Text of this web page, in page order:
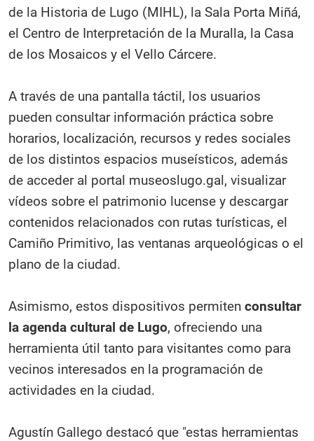
de la Historia de Lugo (MIHL), la Sala Porta Miñá,
el Centro de Interpretación de la Muralla, la Casa
de los Mosaicos y el Vello Cárcere.
A través de una pantalla táctil, los usuarios
pueden consultar información práctica sobre
horarios, localización, recursos y redes sociales
de los distintos espacios museísticos, además
de acceder al portal museoslugo.gal, visualizar
vídeos sobre el patrimonio lucense y descargar
contenidos relacionados con rutas turísticas, el
Camiño Primitivo, las ventanas arqueológicas o el
plano de la ciudad.
Asimismo, estos dispositivos permiten consultar
la agenda cultural de Lugo, ofreciendo una
herramienta útil tanto para visitantes como para
vecinos interesados en la programación de
actividades en la ciudad.
Agustín Gallego destacó que "estas herramientas